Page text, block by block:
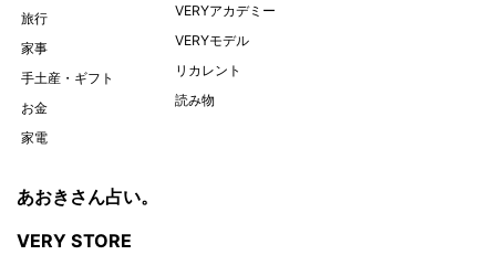
旅行
家事
手土産・ギフト
お金
家電
VERYアカデミー
VERYモデル
リカレント
読み物
あおきさん占い。
VERY STORE